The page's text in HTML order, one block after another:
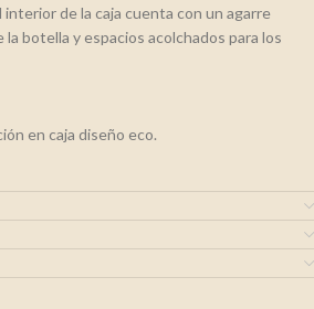
de la caja cuenta con un agarre
la botella y espacios acolchados para los
en caja diseño eco.